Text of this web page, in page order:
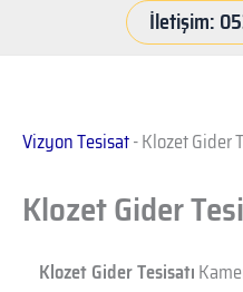
İletişim:
Vizyon Tesisat-Klozet Gider
Klozet Gider
Klozet Gider Tesisatı